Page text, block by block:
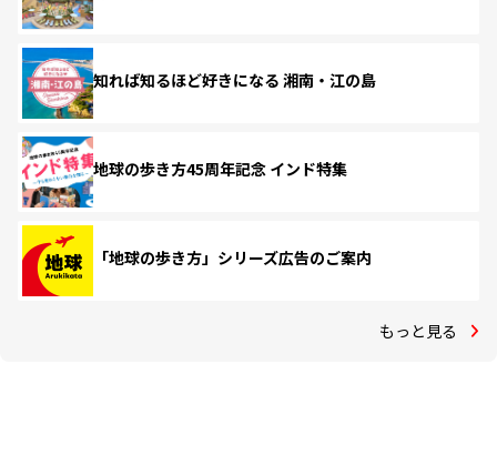
知れば知るほど好きになる 湘南・江の島
地球の歩き方45周年記念 インド特集
「地球の歩き方」シリーズ広告のご案内
もっと見る